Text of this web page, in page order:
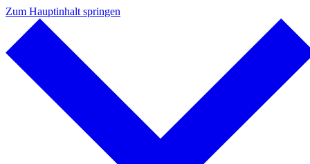
Zum Hauptinhalt springen